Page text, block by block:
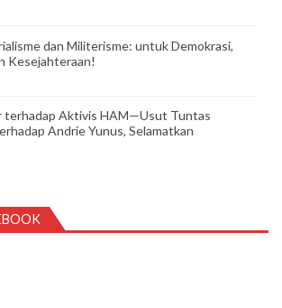
dan Militerisme: untuk Demokrasi,
Kesejahteraan!
terhadap Aktivis HAM—Usut Tuntas
Andrie Yunus, Selamatkan